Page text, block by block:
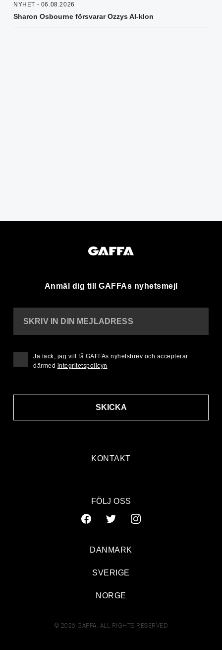
NYHET - 06.08.2026
Sharon Osbourne försvarar Ozzys AI-klon
Anmäl dig till GAFFAs nyhetsmejl
KONTAKT
SKRIV IN DIN MEJLADRESS
SKICKA
Ja tack, jag vill få GAFFAs nyhetsbrev och accepterar
därmed integritetspolicyn
FÖLJ OSS
© 2026 GAFFA. ALL RIGHTS RESERVED
DANMARK
SVERIGE
NORGE